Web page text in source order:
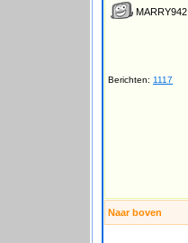
MARRY942
Berichten: 1117
Naar boven